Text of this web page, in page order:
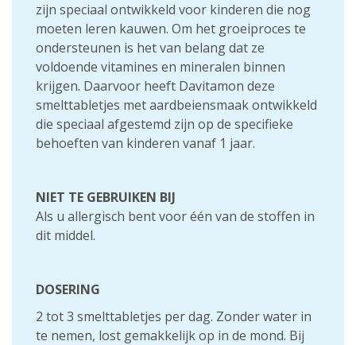
zijn speciaal ontwikkeld voor kinderen die nog
moeten leren kauwen. Om het groeiproces te
ondersteunen is het van belang dat ze
voldoende vitamines en mineralen binnen
krijgen. Daarvoor heeft Davitamon deze
smelttabletjes met aardbeiensmaak ontwikkeld
die speciaal afgestemd zijn op de specifieke
behoeften van kinderen vanaf 1 jaar.
NIET TE GEBRUIKEN BIJ
Als u allergisch bent voor één van de stoffen in
dit middel.
DOSERING
2 tot 3 smelttabletjes per dag. Zonder water in
te nemen, lost gemakkelijk op in de mond. Bij